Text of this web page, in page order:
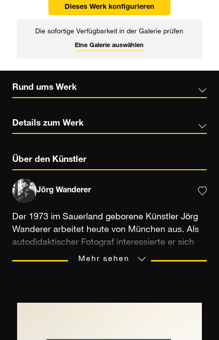
Dieses Werk konfigurieren
Die sofortige Verfügbarkeit in der Galerie prüfen
Eine Galerie auswählen
Rund ums Werk
Details zum Werk
Über den Künstler
Jörg Wanderer
Der 1973 im Sauerland geborene Künstler Jörg
Wanderer arbeitet heute von München aus. Als
autodidaktischer Fotograf interessierte er sich
seit seiner Kindheit für die Fotografie und nahm
Mehr sehen